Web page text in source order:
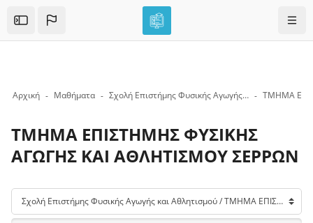
Skip to sidebar navigation menu
Skip to mobile navigation menu
Skip to top bar navigation menu
Μετάβαση στο κεντρικό περιεχόμενο
Open the sidebar
Αρχική Μαθήματα Σχολή Επιστήμης Φυσικής Αγωγής και Αθλητισμού
ΤΜΗΜΑ ΕΠΙΣΤΗΜΗΣ ΦΥΣΙΚΗΣ
ΑΓΩΓΗΣ ΚΑΙ ΑΘΛΗΤΙΣΜΟΥ ΣΕΡΡΩΝ
Μπλοκ
Κατηγορίες μαθημάτων